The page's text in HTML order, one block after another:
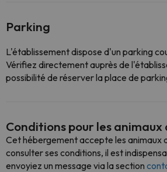
Parking
L'établissement dispose d'un parking
Vérifiez directement auprès de
possibilité de réserver la place de
Conditions pour les
Cet hébergement accepte les animaux
consulter ses conditions, il est
envoyiez un message via la section